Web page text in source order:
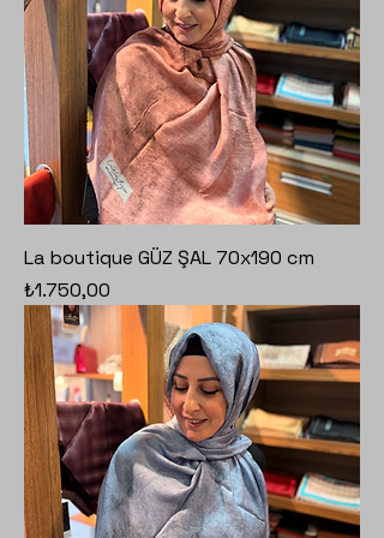
La boutique GÜZ ŞAL 70x190 cm
Fiyat
₺1.750,00